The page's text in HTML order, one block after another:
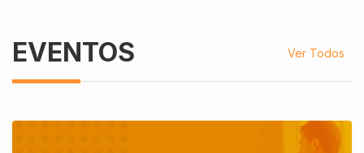
EVENTOS Ver Todos